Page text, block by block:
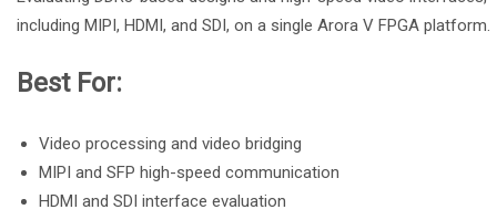
including MIPI, HDMI, and SDI, on a single Arora V FPGA platform.
Best For:
Video processing and video bridging
MIPI and SFP high-speed communication
HDMI and SDI interface evaluation